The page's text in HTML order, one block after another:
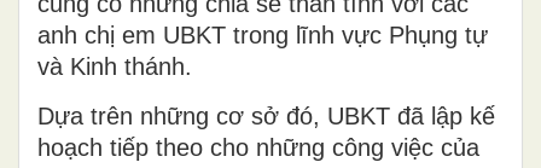
anh chị em UBKT trong lĩnh vực Phụng tự
và Kinh thánh.
Dựa trên những cơ sở đó, UBKT đã lập kế
hoạch tiếp theo cho những công việc của